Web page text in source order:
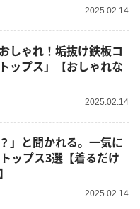
2025.02.14
しゃれ！垢抜け鉄板コ
ップス」【おしゃれな
2025.02.14
」と聞かれる。一気に
ップス3選【着るだけ
2025.02.14